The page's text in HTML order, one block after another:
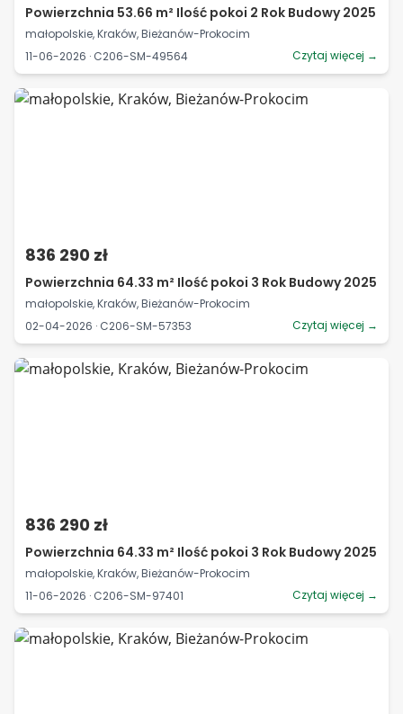
Powierzchnia 53.66 m² Ilość pokoi 2 Rok Budowy 2025
małopolskie, Kraków, Bieżanów-Prokocim
11-06-2026 · C206-SM-49564
Czytaj więcej →
836 290 zł
Powierzchnia 64.33 m² Ilość pokoi 3 Rok Budowy 2025
małopolskie, Kraków, Bieżanów-Prokocim
02-04-2026 · C206-SM-57353
Czytaj więcej →
836 290 zł
Powierzchnia 64.33 m² Ilość pokoi 3 Rok Budowy 2025
małopolskie, Kraków, Bieżanów-Prokocim
11-06-2026 · C206-SM-97401
Czytaj więcej →